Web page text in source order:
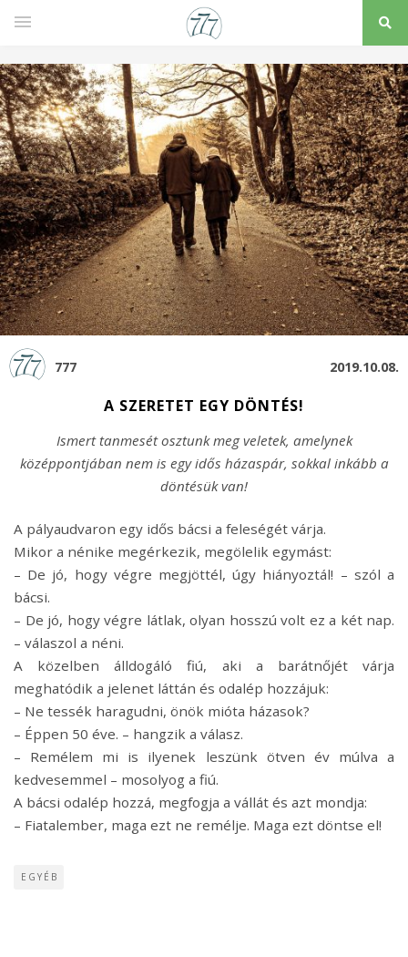
777 2019.10.08.
A SZERETET EGY DÖNTÉS!
Ismert tanmesét osztunk meg veletek, amelynek
középpontjában nem is egy idős házaspár, sokkal inkább a
döntésük van!
A pályaudvaron egy idős bácsi a feleségét várja.
Mikor a nénike megérkezik, megölelik egymást:
– De jó, hogy végre megjöttél, úgy hiányoztál! – szól a
bácsi.
– De jó, hogy végre látlak, olyan hosszú volt ez a két nap.
– válaszol a néni.
A közelben álldogáló fiú, aki a barátnőjét várja
meghatódik a jelenet láttán és odalép hozzájuk:
– Ne tessék haragudni, önök mióta házasok?
– Éppen 50 éve. – hangzik a válasz.
– Remélem mi is ilyenek leszünk ötven év múlva a
kedvesemmel – mosolyog a fiú.
A bácsi odalép hozzá, megfogja a vállát és azt mondja:
– Fiatalember, maga ezt ne remélje. Maga ezt döntse el!
EGYÉB